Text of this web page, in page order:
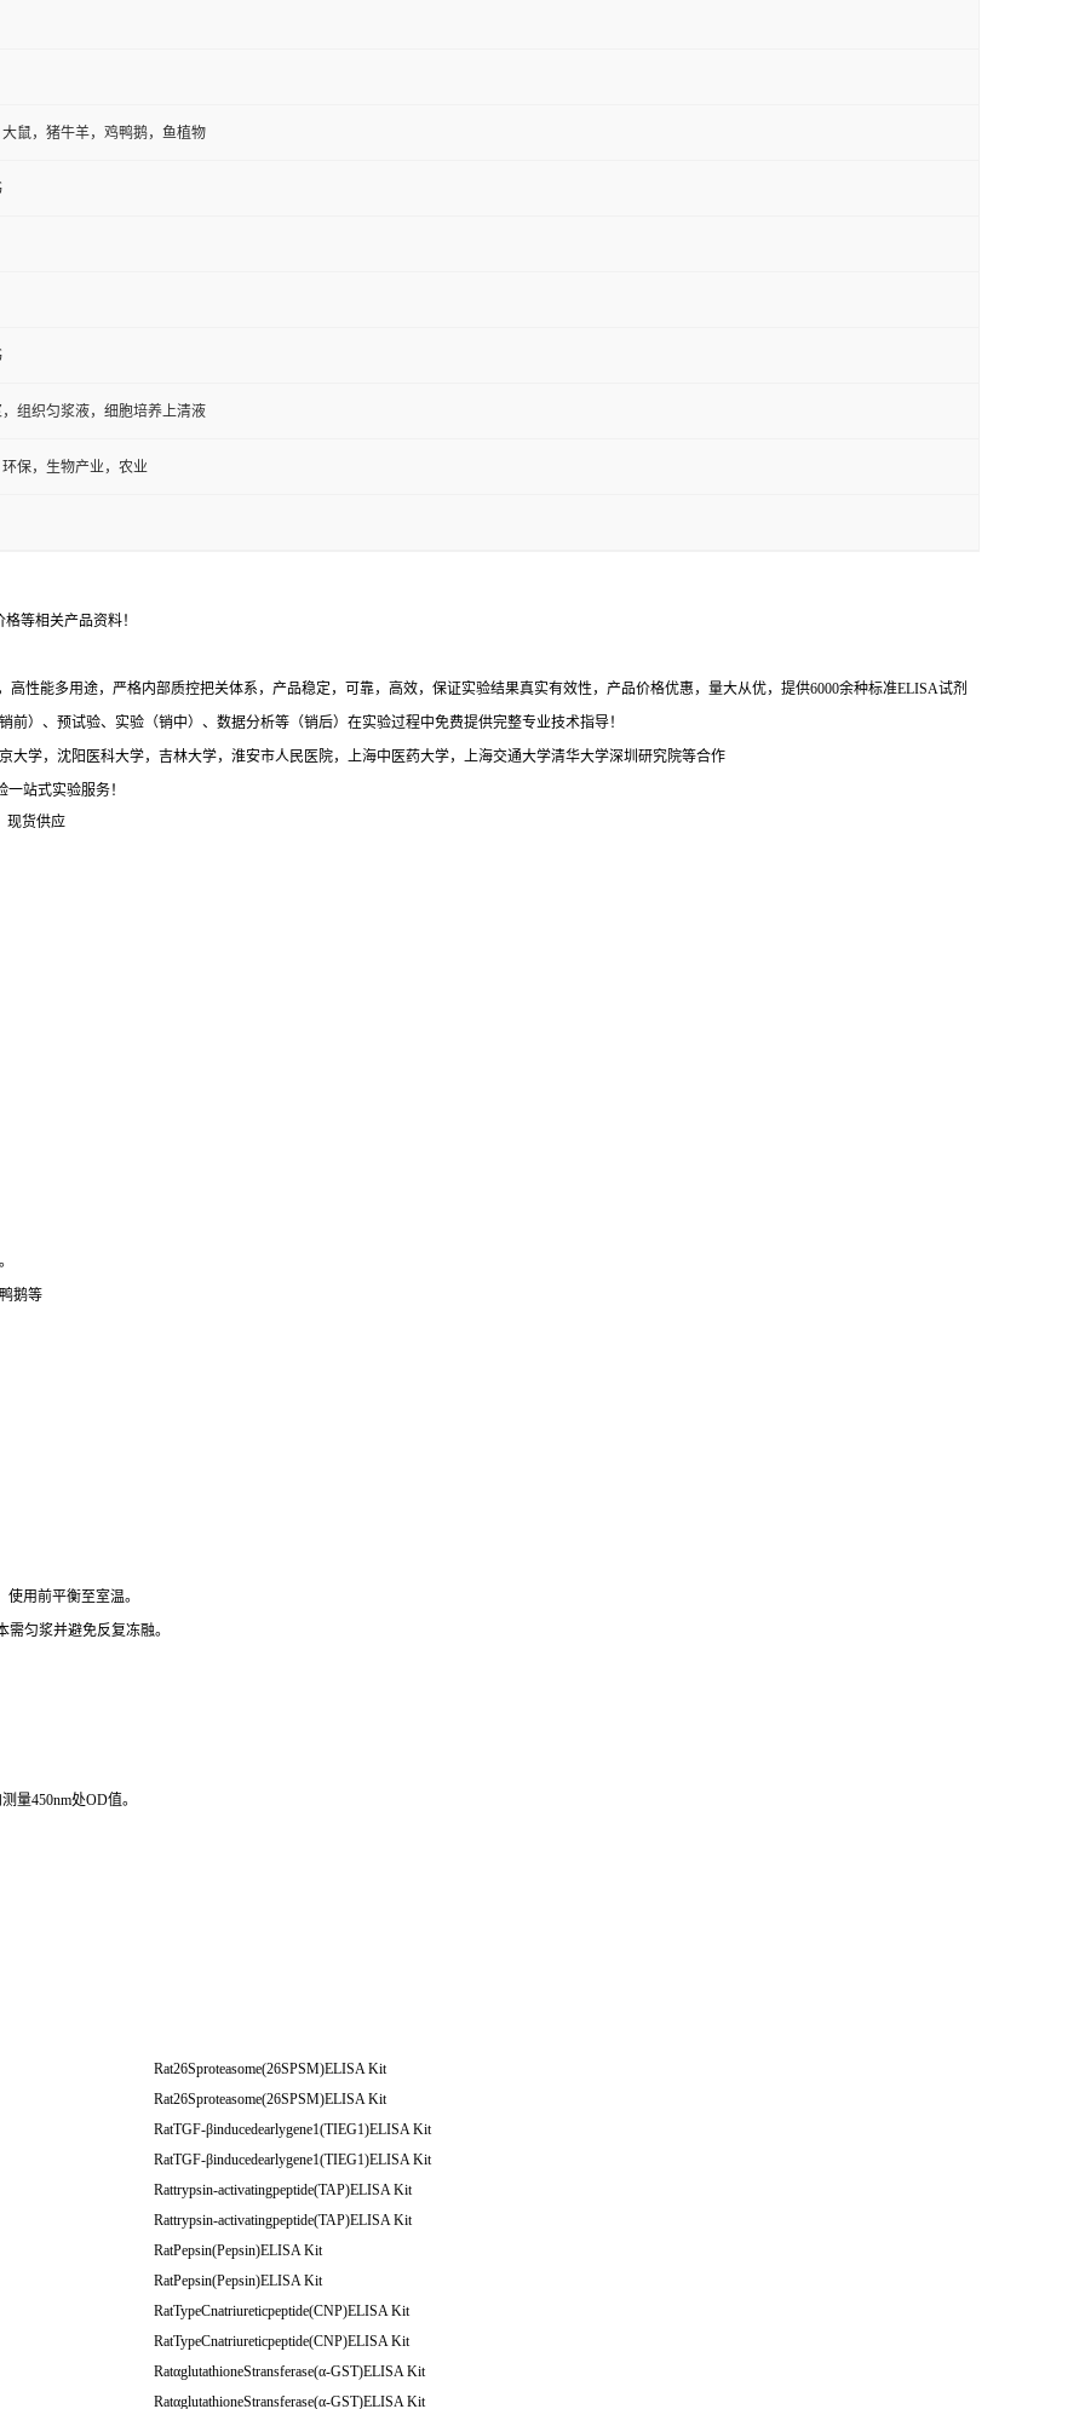
鼠，猪牛羊，鸡鸭鹅，鱼植物
组织匀浆液，细胞培养上清液
保，生物产业，农业
等相关产品资料！
性能多用途，严格内部质控把关体系，产品稳定，可靠，高效，保证实验结果真实有效性，产品价格优惠，量大从优，提供6000余种标准ELISA试剂
）、预试验、实验（销中）、数据分析等（销后）在实验过程中免费提供完整专业技术指导！
大学，沈阳医科大学，吉林大学，淮安市人民医院，上海中医药大学，上海交通大学清华大学深圳研究院等合作
站式实验服务！
现货供应
。
鹅等
使用前平衡至室温。
需匀浆并避免反复冻融。
量450nm处OD值。
Rat26Sproteasome(26SPSM)ELISA Kit
Rat26Sproteasome(26SPSM)ELISA Kit
RatTGF-βinducedearlygene1(TIEG1)ELISA Kit
RatTGF-βinducedearlygene1(TIEG1)ELISA Kit
Rattrypsin-activatingpeptide(TAP)ELISA Kit
Rattrypsin-activatingpeptide(TAP)ELISA Kit
RatPepsin(Pepsin)ELISA Kit
RatPepsin(Pepsin)ELISA Kit
RatTypeCnatriureticpeptide(CNP)ELISA Kit
RatTypeCnatriureticpeptide(CNP)ELISA Kit
RatαglutathioneStransferase(α-GST)ELISA Kit
RatαglutathioneStransferase(α-GST)ELISA Kit